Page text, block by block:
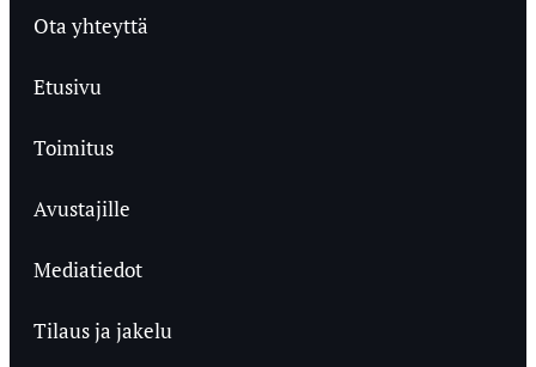
Ota yhteyttä
Etusivu
Toimitus
Avustajille
Mediatiedot
Tilaus ja jakelu